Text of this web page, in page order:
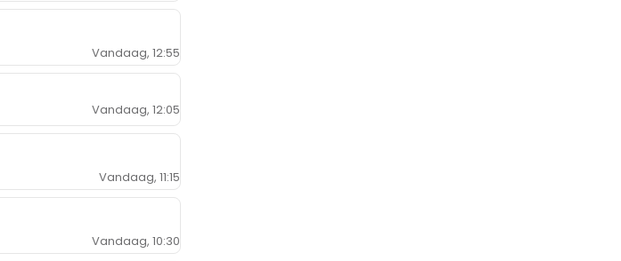
Vandaag, 12:55
Vandaag, 12:05
Vandaag, 11:15
Vandaag, 10:30